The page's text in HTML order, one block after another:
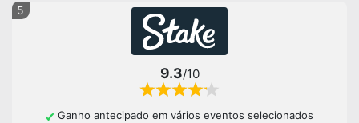
5
9.3/10
Ganho antecipado em vários eventos selecionados